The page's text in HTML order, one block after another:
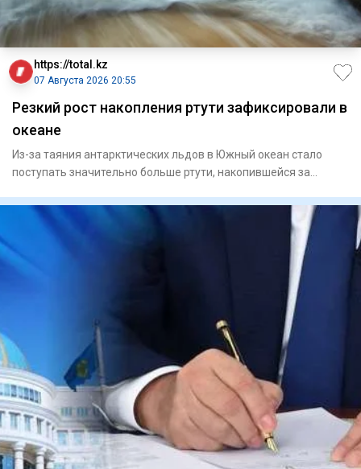
https://total.kz
07 Августа 2026 20:55
Резкий рост накопления ртути зафиксировали в
океане
Из-за таяния антарктических льдов в Южный океан стало
поступать значительно больше ртути, накопившейся за